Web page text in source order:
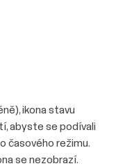
ikona stavu
abyste se podívali
časového režimu.
se nezobrazí.